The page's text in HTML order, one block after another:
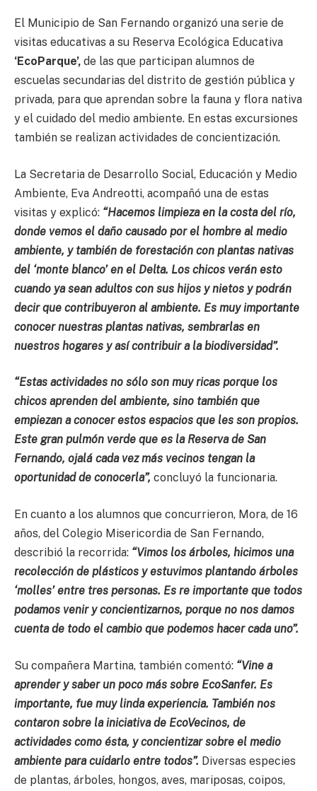
El Municipio de San Fernando organizó una serie de
visitas educativas a su Reserva Ecológica Educativa
‘EcoParque’, de las que participan alumnos de
escuelas secundarias del distrito de gestión pública y
privada, para que aprendan sobre la fauna y flora nativa
y el cuidado del medio ambiente. En estas excursiones
también se realizan actividades de concientización.
La Secretaria de Desarrollo Social, Educación y Medio
Ambiente, Eva Andreotti, acompañó una de estas
visitas y explicó: “Hacemos limpieza en la costa del río,
donde vemos el daño causado por el hombre al medio
ambiente, y también de forestación con plantas nativas
del ‘monte blanco’ en el Delta. Los chicos verán esto
cuando ya sean adultos con sus hijos y nietos y podrán
decir que contribuyeron al ambiente. Es muy importante
conocer nuestras plantas nativas, sembrarlas en
nuestros hogares y así contribuir a la biodiversidad”.
“Estas actividades no sólo son muy ricas porque los
chicos aprenden del ambiente, sino también que
empiezan a conocer estos espacios que les son propios.
Este gran pulmón verde que es la Reserva de San
Fernando, ojalá cada vez más vecinos tengan la
oportunidad de conocerla”, concluyó la funcionaria.
En cuanto a los alumnos que concurrieron, Mora, de 16
años, del Colegio Misericordia de San Fernando,
describió la recorrida: “Vimos los árboles, hicimos una
recolección de plásticos y estuvimos plantando árboles
‘molles’ entre tres personas. Es re importante que todos
podamos venir y concientizarnos, porque no nos damos
cuenta de todo el cambio que podemos hacer cada uno”.
Su compañera Martina, también comentó: “Vine a
aprender y saber un poco más sobre EcoSanfer. Es
importante, fue muy linda experiencia. También nos
contaron sobre la iniciativa de EcoVecinos, de
actividades como ésta, y concientizar sobre el medio
ambiente para cuidarlo entre todos”. Diversas especies
de plantas, árboles, hongos, aves, mariposas, coipos,